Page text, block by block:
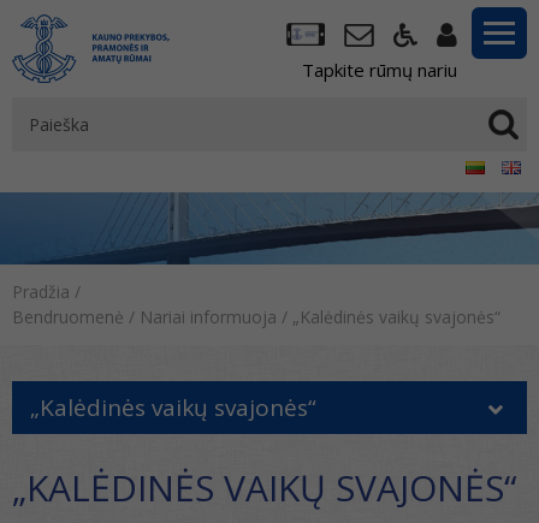
Tapkite rūmų nariu
Pradžia /
Bendruomenė / Nariai informuoja / „Kalėdinės vaikų svajonės“
„Kalėdinės vaikų svajonės“
„KALĖDINĖS VAIKŲ SVAJONĖS“